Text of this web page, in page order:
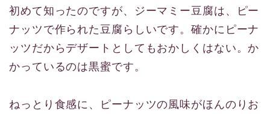
初めて知ったのですが、ジーマミー豆腐は、ピー
ナッツで作られた豆腐らしいです。確かにピーナ
ッツだからデザートとしてもおかしくはない。か
かっているのは黒蜜です。
ねっとり食感に、ピーナッツの風味がほんのりお